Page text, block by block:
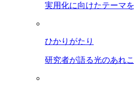
実用化に向けたテーマ
ひかりがたり
研究者が語る光のあれ